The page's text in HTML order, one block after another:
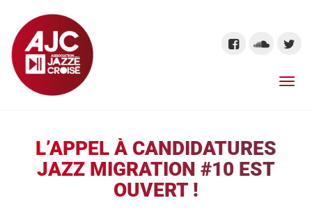
L’APPEL À CANDIDATURES
JAZZ MIGRATION #10 EST
OUVERT !